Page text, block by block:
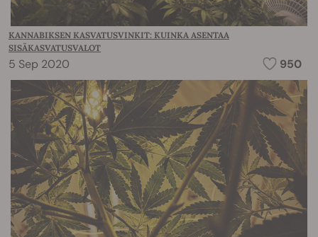
KANNABIKSEN KASVATUSVINKIT: KUINKA ASENTAA
SISÄKASVATUSVALOT
5 Sep 2020 950